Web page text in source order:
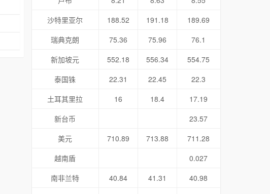
沙特里亚尔
188.52 191.18
189.69
瑞典克朗
75.36 75.96
76.1
新加坡元
552.18 556.34
554.75
泰国铢
22.31 22.45
22.3
土耳其里拉
16 18.4
17.19
新台币
23.57
美元
710.89 713.88
711.28
越南盾
0.027
南非兰特
40.84 41.31
40.98